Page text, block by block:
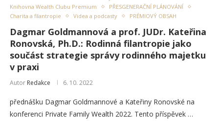
Knihovna Wealth Clubu Premium
PŘESGENERAČNÍ PLÁNOVÁNÍ
Charita a filantropie
Videa a podcasty PRÉMIOVÝ OBSAH
Dagmar Goldmannová a prof. JUDr. Kateřina
Ronovská, Ph.D.: Rodinná filantropie jako
součást strategie správy rodinného majetku
v praxi
Autor Redakce 6. 10. 2022
přednášku Dagmar Goldmannové a Kateřiny Ronovské na
konferenci Private Family Wealth 2022. Tento příspěvek …